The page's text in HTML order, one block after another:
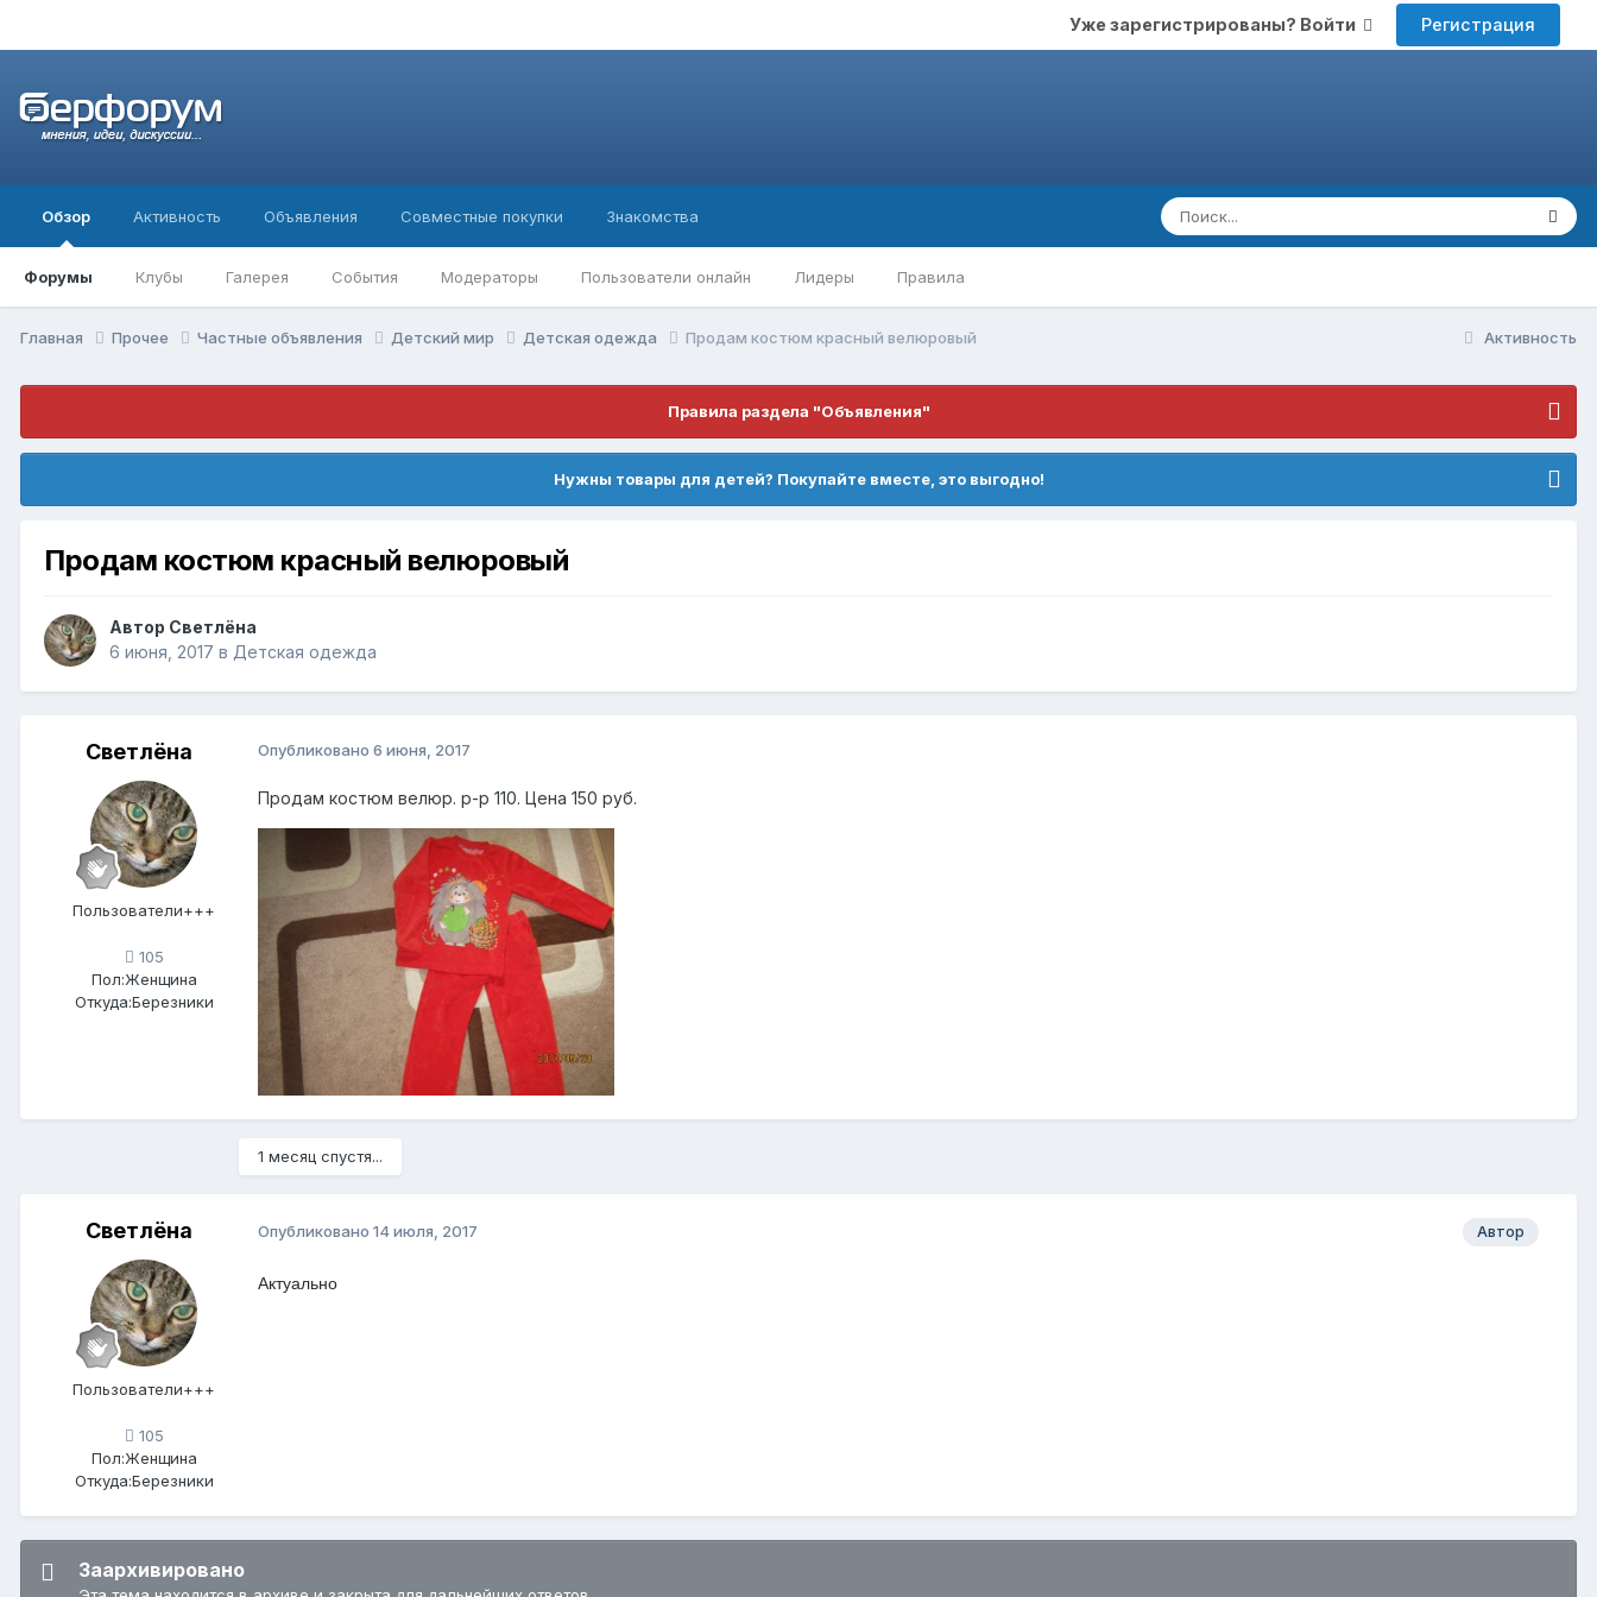
Уже зарегистрированы? Войти Регистрация
Обзор
Форумы Клубы Галерея События Модераторы Пользователи онлайн Лидеры Правила
Активность Объявления Совместные покупки Знакомства
Активность
Главная Прочее Частные объявления Детский мир Детская одежда Продам костюм красный велюровый
Правила раздела "Объявления"
Нужны товары для детей? Покупайте вместе, это выгодно!
Продам костюм красный велюровый
Автор Светлёна
6 июня, 2017 в Детская одежда
Светлёна
Пользователи+++
105
Пол:Женщина
Откуда:Березники
Опубликовано 6 июня, 2017
Продам костюм велюр. р-р 110. Цена 150 руб.
1 месяц спустя...
Светлёна
Пользователи+++
105
Пол:Женщина
Откуда:Березники
Автор
Опубликовано 14 июля, 2017
Актуально
Заархивировано